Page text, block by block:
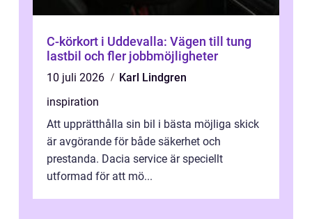
C-körkort i Uddevalla: Vägen till tung
lastbil och fler jobbmöjligheter
10 juli 2026
Karl Lindgren
inspiration
Att upprätthålla sin bil i bästa möjliga skick
är avgörande för både säkerhet och
prestanda. Dacia service är speciellt
utformad för att mö...